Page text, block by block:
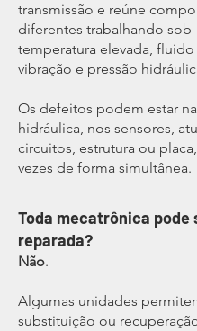
transmissão e reúne
diferentes trabalhando sob
temperatura elevada,
vibração e pressão
Os defeitos podem estar
hidráulica, nos sensores,
circuitos, estrutura ou
vezes de forma simultânea.
Toda mecatrônica pode
reparada?
Não.
Algumas unidades
substituição ou